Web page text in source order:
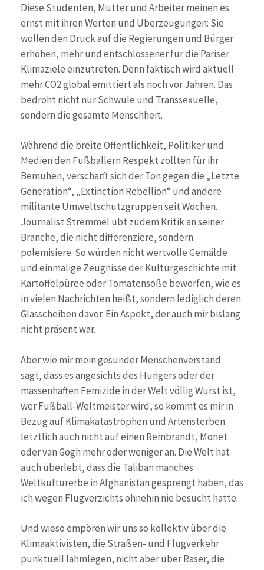
Diese Studenten, Mütter und Arbeiter meinen es
ernst mit ihren Werten und Überzeugungen: Sie
wollen den Druck auf die Regierungen und Bürger
erhöhen, mehr und entschlossener für die Pariser
Klimaziele einzutreten. Denn faktisch wird aktuell
mehr CO2 global emittiert als noch vor Jahren. Das
bedroht nicht nur Schwule und Transsexuelle,
sondern die gesamte Menschheit.
Während die breite Öffentlichkeit, Politiker und
Medien den Fußballern Respekt zollten für ihr
Bemühen, verschärft sich der Ton gegen die „Letzte
Generation“, „Extinction Rebellion“ und andere
militante Umweltschutzgruppen seit Wochen.
Journalist Stremmel übt zudem Kritik an seiner
Branche, die nicht differenziere, sondern
polemisiere. So würden nicht wertvolle Gemälde
und einmalige Zeugnisse der Kulturgeschichte mit
Kartoffelpüree oder Tomatensoße beworfen, wie es
in vielen Nachrichten heißt, sondern lediglich deren
Glasscheiben davor. Ein Aspekt, der auch mir bislang
nicht präsent war.
Aber wie mir mein gesunder Menschenverstand
sagt, dass es angesichts des Hungers oder der
massenhaften Femizide in der Welt völlig Wurst ist,
wer Fußball-Weltmeister wird, so kommt es mir in
Bezug auf Klimakatastrophen und Artensterben
letztlich auch nicht auf einen Rembrandt, Monet
oder van Gogh mehr oder weniger an. Die Welt hat
auch überlebt, dass die Taliban manches
Weltkulturerbe in Afghanistan gesprengt haben, das
ich wegen Flugverzichts ohnehin nie besucht hätte.
Und wieso empören wir uns so kollektiv über die
Klimaaktivisten, die Straßen- und Flugverkehr
punktuell lahmlegen, nicht aber über Raser, die